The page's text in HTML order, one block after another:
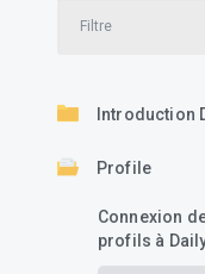
Introduction
Profile
Connexion
profils à